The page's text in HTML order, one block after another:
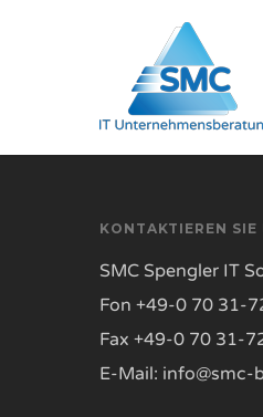
KONTAKTIEREN
SMC Spengler IT
Fon +49-0 70 31-
Fax +49-0 70 31-
E-Mail: info@smc-